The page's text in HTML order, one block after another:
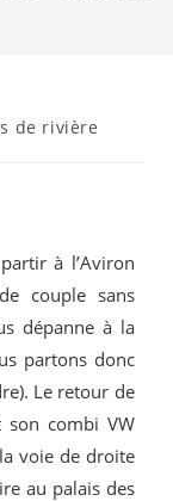
de rivière
à l’Aviron
couple sans
dépanne à la
partons donc
Le retour de
son combi VW
voie de droite
au palais des